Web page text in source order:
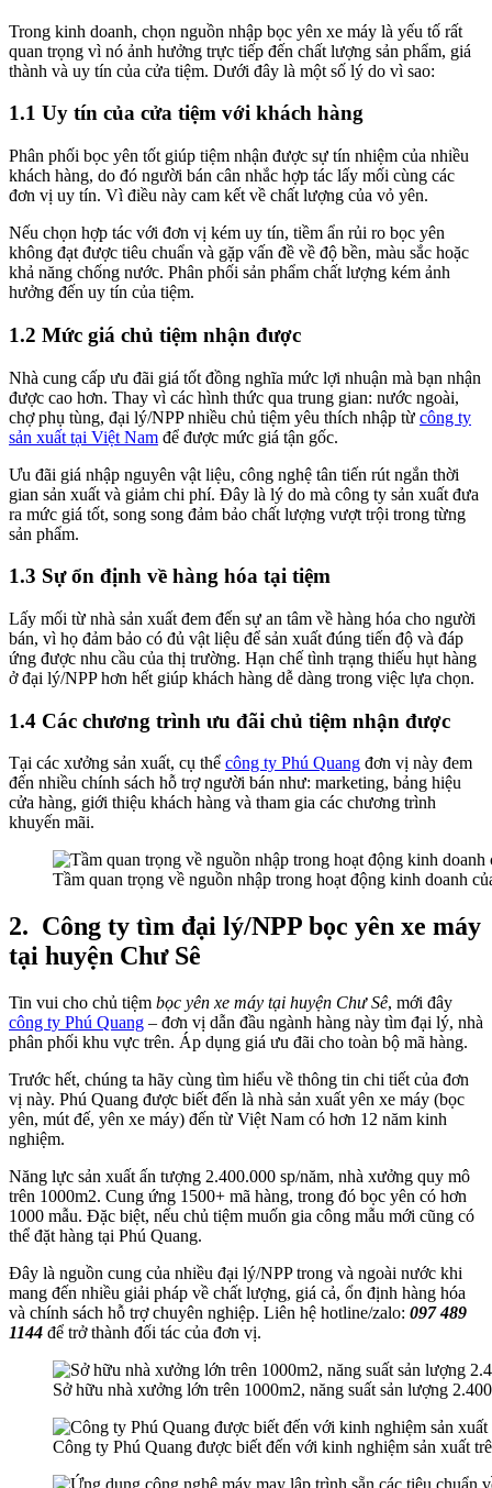
Trong kinh doanh, chọn nguồn nhập bọc yên xe máy là yếu tố rất
quan trọng vì nó ảnh hưởng trực tiếp đến chất lượng sản phẩm, giá
thành và uy tín của cửa tiệm. Dưới đây là một số lý do vì sao:
1.1 Uy tín của cửa tiệm với khách hàng
Phân phối bọc yên tốt giúp tiệm nhận được sự tín nhiệm của nhiều
khách hàng, do đó người bán cân nhắc hợp tác lấy mối cùng các
đơn vị uy tín. Vì điều này cam kết về chất lượng của vỏ yên.
Nếu chọn hợp tác với đơn vị kém uy tín, tiềm ẩn rủi ro bọc yên
không đạt được tiêu chuẩn và gặp vấn đề về độ bền, màu sắc hoặc
khả năng chống nước. Phân phối sản phẩm chất lượng kém ảnh
hưởng đến uy tín của tiệm.
1.2 Mức giá chủ tiệm nhận được
Nhà cung cấp ưu đãi giá tốt đồng nghĩa mức lợi nhuận mà bạn nhận
được cao hơn. Thay vì các hình thức qua trung gian: nước ngoài,
chợ phụ tùng, đại lý/NPP nhiều chủ tiệm yêu thích nhập từ công ty
sản xuất tại Việt Nam để được mức giá tận gốc.
Ưu đãi giá nhập nguyên vật liệu, công nghệ tân tiến rút ngắn thời
gian sản xuất và giảm chi phí. Đây là lý do mà công ty sản xuất đưa
ra mức giá tốt, song song đảm bảo chất lượng vượt trội trong từng
sản phẩm.
1.3 Sự ổn định về hàng hóa tại tiệm
Lấy mối từ nhà sản xuất đem đến sự an tâm về hàng hóa cho người
bán, vì họ đảm bảo có đủ vật liệu để sản xuất đúng tiến độ và đáp
ứng được nhu cầu của thị trường. Hạn chế tình trạng thiếu hụt hàng
ở đại lý/NPP hơn hết giúp khách hàng dễ dàng trong việc lựa chọn.
1.4 Các chương trình ưu đãi chủ tiệm nhận được
Tại các xưởng sản xuất, cụ thể công ty Phú Quang đơn vị này đem
đến nhiều chính sách hỗ trợ người bán như: marketing, bảng hiệu
cửa hàng, giới thiệu khách hàng và tham gia các chương trình
khuyến mãi.
Tầm quan trọng về nguồn nhập trong hoạt động kinh doanh
2. Công ty tìm đại lý/NPP bọc yên xe máy
tại huyện Chư Sê
Tin vui cho chủ tiệm bọc yên xe máy tại huyện Chư Sê, mới đây
công ty Phú Quang – đơn vị dẫn đầu ngành hàng này tìm đại lý, nhà
phân phối khu vực trên. Áp dụng giá ưu đãi cho toàn bộ mã hàng.
Trước hết, chúng ta hãy cùng tìm hiểu về thông tin chi tiết của đơn
vị này. Phú Quang được biết đến là nhà sản xuất yên xe máy (bọc
yên, mút đế, yên xe máy) đến từ Việt Nam có hơn 12 năm kinh
nghiệm.
Năng lực sản xuất ấn tượng 2.400.000 sp/năm, nhà xưởng quy mô
trên 1000m2. Cung ứng 1500+ mã hàng, trong đó bọc yên có hơn
1000 mẫu. Đặc biệt, nếu chủ tiệm muốn gia công mẫu mới cũng có
thể đặt hàng tại Phú Quang.
Đây là nguồn cung của nhiều đại lý/NPP trong và ngoài nước khi
mang đến nhiều giải pháp về chất lượng, giá cả, ổn định hàng hóa
và chính sách hỗ trợ chuyên nghiệp. Liên hệ hotline/zalo: 097 489
1144 để trở thành đối tác của đơn vị.
Sở hữu nhà xưởng lớn trên 1000m2, năng suất sản lượng
Công ty Phú Quang được biết đến với kinh nghiệm sản xuất